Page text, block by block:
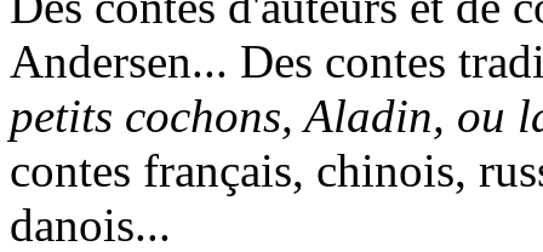
Andersen... Des contes
petits cochons, Aladin, ou
contes français, chinois,
danois...